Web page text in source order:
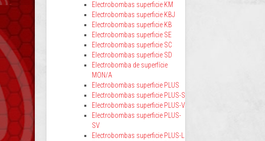
Electrobombas superficie KM
Electrobombas superficie KBJ
Electrobombas superficie KB
Electrobombas superficie SE
Electrobombas superficie SC
Electrobombas superficie SD
Electrobomba de superfície
MON/A
Electrobombas superficie PLUS
Electrobombas superficie PLUS-S
Electrobombas superficie PLUS-V
Electrobombas superficie PLUS-
SV
Electrobombas superficie PLUS-L